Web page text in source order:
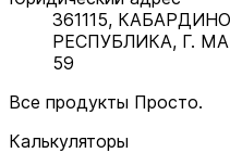
361115,
РЕСПУБЛИКА, Г.
59
Все продукты Просто.
Калькуляторы